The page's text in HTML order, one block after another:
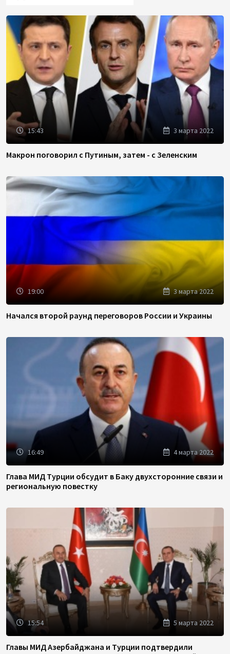
15:43 3 марта 2022
Макрон поговорил с Путиным, затем - с Зеленским
19:00 3 марта 2022
Начался второй раунд переговоров России и Украины
16:49 4 марта 2022
Глава МИД Турции обсудит в Баку двухсторонние связи и
региональную повестку
15:54 5 марта 2022
Главы МИД Азербайджана и Турции подтвердили